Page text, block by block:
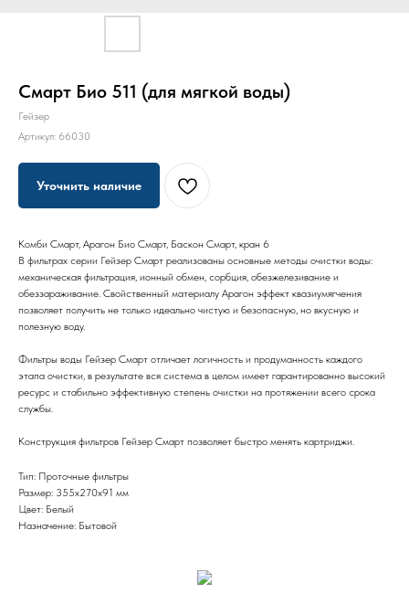
Смарт Био 511 (для мягкой воды)
Гейзер
Артикул: 66030
Уточнить наличие
Комби Смарт, Арагон Био Смарт, Баскон Смарт, кран 6
В фильтрах серии Гейзер Смарт реализованы основные методы очистки воды:
механическая фильтрация, ионный обмен, сорбция, обезжелезивание и
обеззараживание. Свойственный материалу Арагон эффект квазиумягчения
позволяет получить не только идеально чистую и безопасную, но вкусную и
полезную воду.
Фильтры воды Гейзер Смарт отличает логичность и продуманность каждого
этапа очистки, в результате вся система в целом имеет гарантированно высокий
ресурс и стабильно эффективную степень очистки на протяжении всего срока
службы.
Конструкция фильтров Гейзер Смарт позволяет быстро менять картриджи.
Тип: Проточные фильтры
Размер: 355х270х91 мм
Цвет: Белый
Назначение: Бытовой